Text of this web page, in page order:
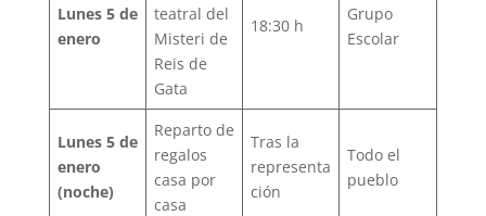
Lunes 5 de
enero
teatral del
Misteri de
Reis de
Gata
18:30 h
Grupo
Escolar
Lunes 5 de
enero
(noche)
Reparto de
regalos
casa por
casa
Tras la
representa
ción
Todo el
pueblo